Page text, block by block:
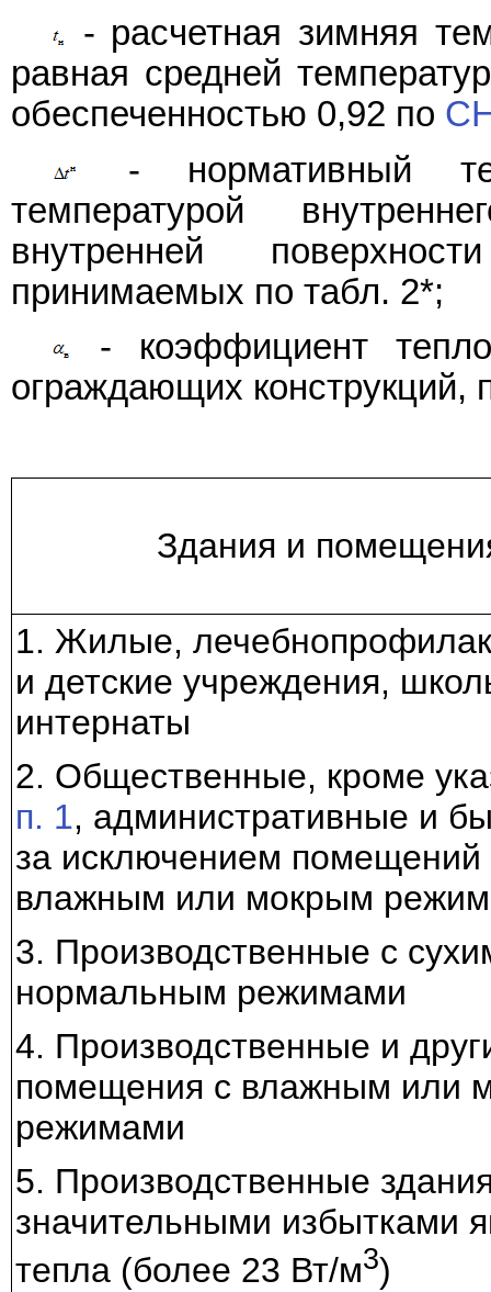
- расчетная зимняя
равная средней
обеспеченностью 0,92 по
- нормативный
температурой
внутренней
принимаемых по табл. 2*;
- коэффициент
ограждающих
Здания и
1. Жилые,
и детские учреждения,
интернаты
2. Общественные, кроме
п. 1, административные и
за исключением помещений
влажным или мокрым
3. Производственные с
нормальным режимами
4. Производственные и
помещения с влажным или
режимами
5. Производственные
значительными избытками
тепла (более 23 Вт/м3)